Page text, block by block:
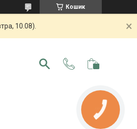
Кошик
10.08).
КНОПКА
ЗВ'ЯЗКУ